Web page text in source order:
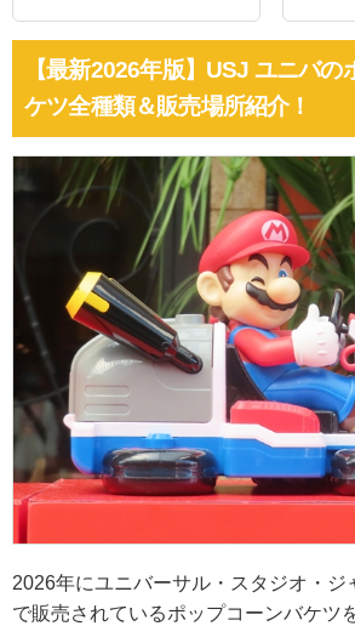
【最新2026年版】USJ ユニバの
ケツ全種類＆販売場所紹介！
2026年にユニバーサル・スタジオ・ジ
で販売されているポップコーンバケツ